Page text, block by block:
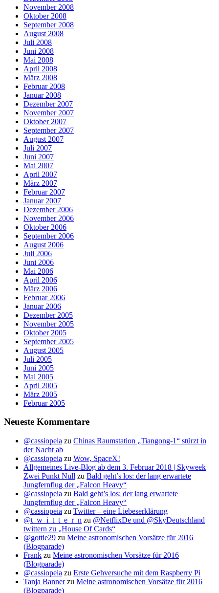
November 2008
Oktober 2008
September 2008
August 2008
Juli 2008
Juni 2008
Mai 2008
April 2008
März 2008
Februar 2008
Januar 2008
Dezember 2007
November 2007
Oktober 2007
September 2007
August 2007
Juli 2007
Juni 2007
Mai 2007
April 2007
März 2007
Februar 2007
Januar 2007
Dezember 2006
November 2006
Oktober 2006
September 2006
August 2006
Juli 2006
Juni 2006
Mai 2006
April 2006
März 2006
Februar 2006
Januar 2006
Dezember 2005
November 2005
Oktober 2005
September 2005
August 2005
Juli 2005
Juni 2005
Mai 2005
April 2005
März 2005
Februar 2005
Neueste Kommentare
@cassiopeia zu Chinas Raumstation „Tiangong-1“ stürzt in
der Nacht ab
@cassiopeia zu Wow, SpaceX!
Allgemeines Live-Blog ab dem 3. Februar 2018 | Skyweek
Zwei Punkt Null zu Bald geht’s los: der lang erwartete
Jungfernflug der „Falcon Heavy“
@cassiopeia zu Bald geht’s los: der lang erwartete
Jungfernflug der „Falcon Heavy“
@cassiopeia zu Twitter – eine Liebeserklärung
@t_w_i_t_t_e_r_n zu @NetflixDe und @SkyDeutschland
twittern zu „House Of Cards“
@gottie29 zu Meine astronomischen Vorsätze für 2016
(Blogparade)
Frank zu Meine astronomischen Vorsätze für 2016
(Blogparade)
@cassiopeia zu Erste Gehversuche mit dem Raspberry Pi
Tanja Bannerzu Meine astronomischen Vorsätze für 2016
(Blogparade)